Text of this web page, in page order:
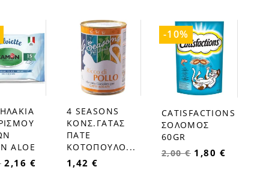
ALOE
2,16 €
favorite_border
4 SEASONS
ΚΟΝΣ.ΓΑΤΑΣ
ΠΑΤΕ
ΚΟΤΟΠΟΥΛΟ...
1,42 €
favorite_border
CATISFACTIONS
ΣΟΛΟΜΟΣ
60GR
2,00 € 1,80 €
-10%